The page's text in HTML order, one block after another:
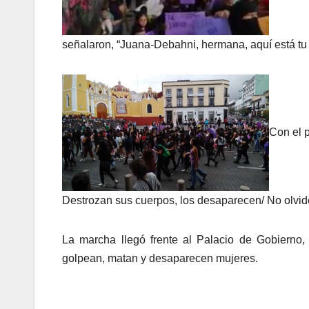
señalaron, “Juana-Debahni, hermana, aquí está tu
Con el
Destrozan sus cuerpos, los desaparecen/ No
La marcha llegó frente al Palacio de
golpean, matan y desaparecen mujeres.